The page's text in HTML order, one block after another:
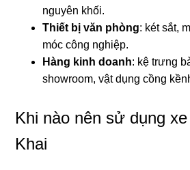
nguyên khối.
Thiết bị văn phòng: két sắt,
móc công nghiệp.
Hàng kinh doanh: kệ trưng
showroom, vật dụng cồng
Khi nào nên sử dụng
Khai